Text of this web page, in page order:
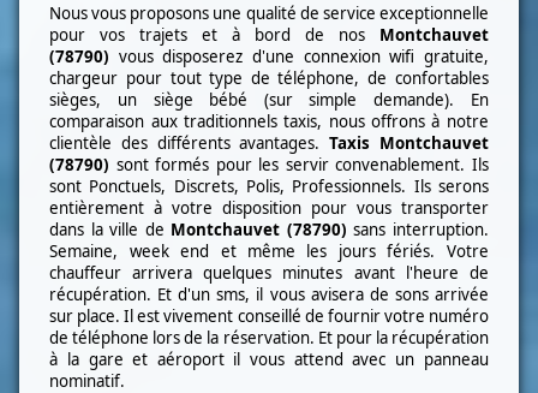
Nous vous proposons une qualité de service exceptionnelle
pour vos trajets et à bord de nos Montchauvet
(78790) vous disposerez d'une connexion wifi gratuite,
chargeur pour tout type de téléphone, de confortables
sièges, un siège bébé (sur simple demande). En
comparaison aux traditionnels taxis, nous offrons à notre
clientèle des différents avantages.Taxis Montchauvet
(78790) sont formés pour les servir convenablement. Ils
sont Ponctuels, Discrets, Polis, Professionnels. Ils serons
entièrement à votre disposition pour vous transporter
dans la ville de Montchauvet (78790) sans interruption.
Semaine, week end et même les jours fériés. Votre
chauffeur arrivera quelques minutes avant l'heure de
récupération. Et d'un sms, il vous avisera de sons arrivée
sur place. Il est vivement conseillé de fournir votre numéro
de téléphone lors de la réservation. Et pour la récupération
à la gare et aéroport il vous attend avec un panneau
nominatif.